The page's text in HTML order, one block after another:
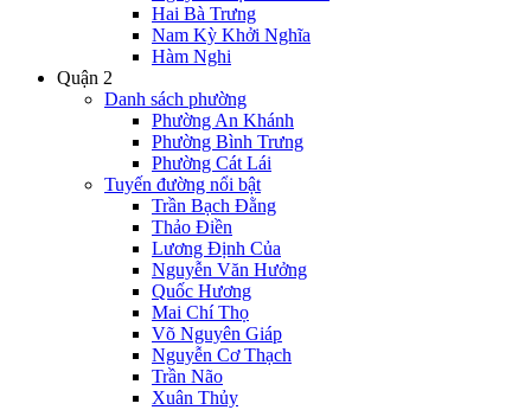
Hai Bà Trưng
Nam Kỳ Khởi Nghĩa
Hàm Nghi
Quận 2
Danh sách phường
Phường An Khánh
Phường Bình Trưng
Phường Cát Lái
Tuyến đường nổi bật
Trần Bạch Đằng
Thảo Điền
Lương Định Của
Nguyễn Văn Hưởng
Quốc Hương
Mai Chí Thọ
Võ Nguyên Giáp
Nguyễn Cơ Thạch
Trần Não
Xuân Thủy